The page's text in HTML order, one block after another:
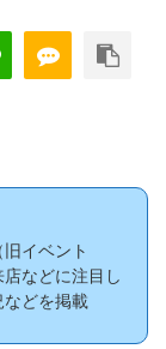
イベント
などに注目し
どを掲載